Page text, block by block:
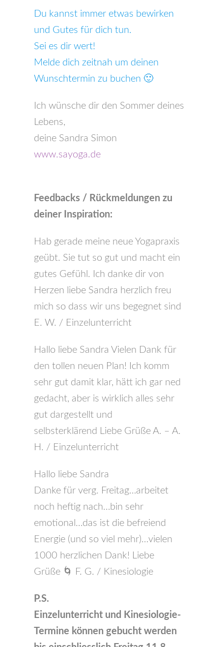
Du kannst immer etwas bewirken
und Gutes für dich tun.
Sei es dir wert!
Melde dich zeitnah um deinen
Wunschtermin zu buchen 🙂
Ich wünsche dir den Sommer deines
Lebens,
deine Sandra Simon
www.sayoga.de
Feedbacks / Rückmeldungen zu
deiner Inspiration:
Hab gerade meine neue Yogapraxis
geübt. Sie tut so gut und macht ein
gutes Gefühl. Ich danke dir von
Herzen liebe Sandra herzlich freu
mich so dass wir uns begegnet sind
E. W. / Einzelunterricht
Hallo liebe Sandra Vielen Dank für
den tollen neuen Plan! Ich komm
sehr gut damit klar, hätt ich gar ned
gedacht, aber is wirklich alles sehr
gut dargestellt und
selbsterklärend Liebe Grüße A. – A.
H. / Einzelunterricht
Hallo liebe Sandra
Danke für verg. Freitag…arbeitet
noch heftig nach…bin sehr
emotional…das ist die befreiend
Energie (und so viel mehr)…vielen
1000 herzlichen Dank! Liebe
Grüße 🌀 F. G. / Kinesiologie
P.S.
Einzelunterricht und Kinesiologie-
Termine können gebucht werden